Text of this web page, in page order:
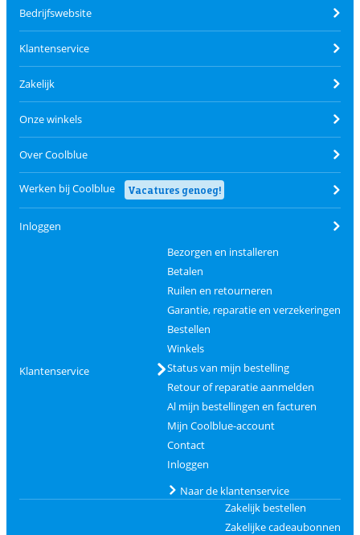
Bedrijfswebsite
Klantenservice
Zakelijk
Onze winkels
Over Coolblue
Werken bij Coolblue Vacatures genoeg!
Inloggen
Klantenservice
Bezorgen en installeren
Betalen
Ruilen en retourneren
Garantie, reparatie en verzekeringen
Bestellen
Winkels
Status van mijn bestelling
Retour of reparatie aanmelden
Al mijn bestellingen en facturen
Mijn Coolblue-account
Contact
Inloggen
Naar de klantenservice
Zakelijk bestellen
Zakelijke cadeaubonnen